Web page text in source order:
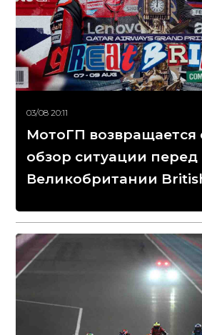
03/08 20:11
МотоГП возвращается
обзор ситуации
Великобритании